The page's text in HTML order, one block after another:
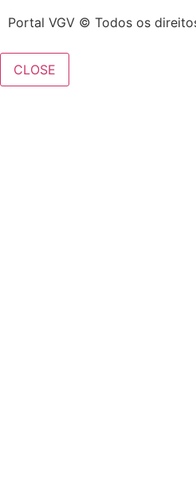
Portal VGV © Todos os
CLOSE